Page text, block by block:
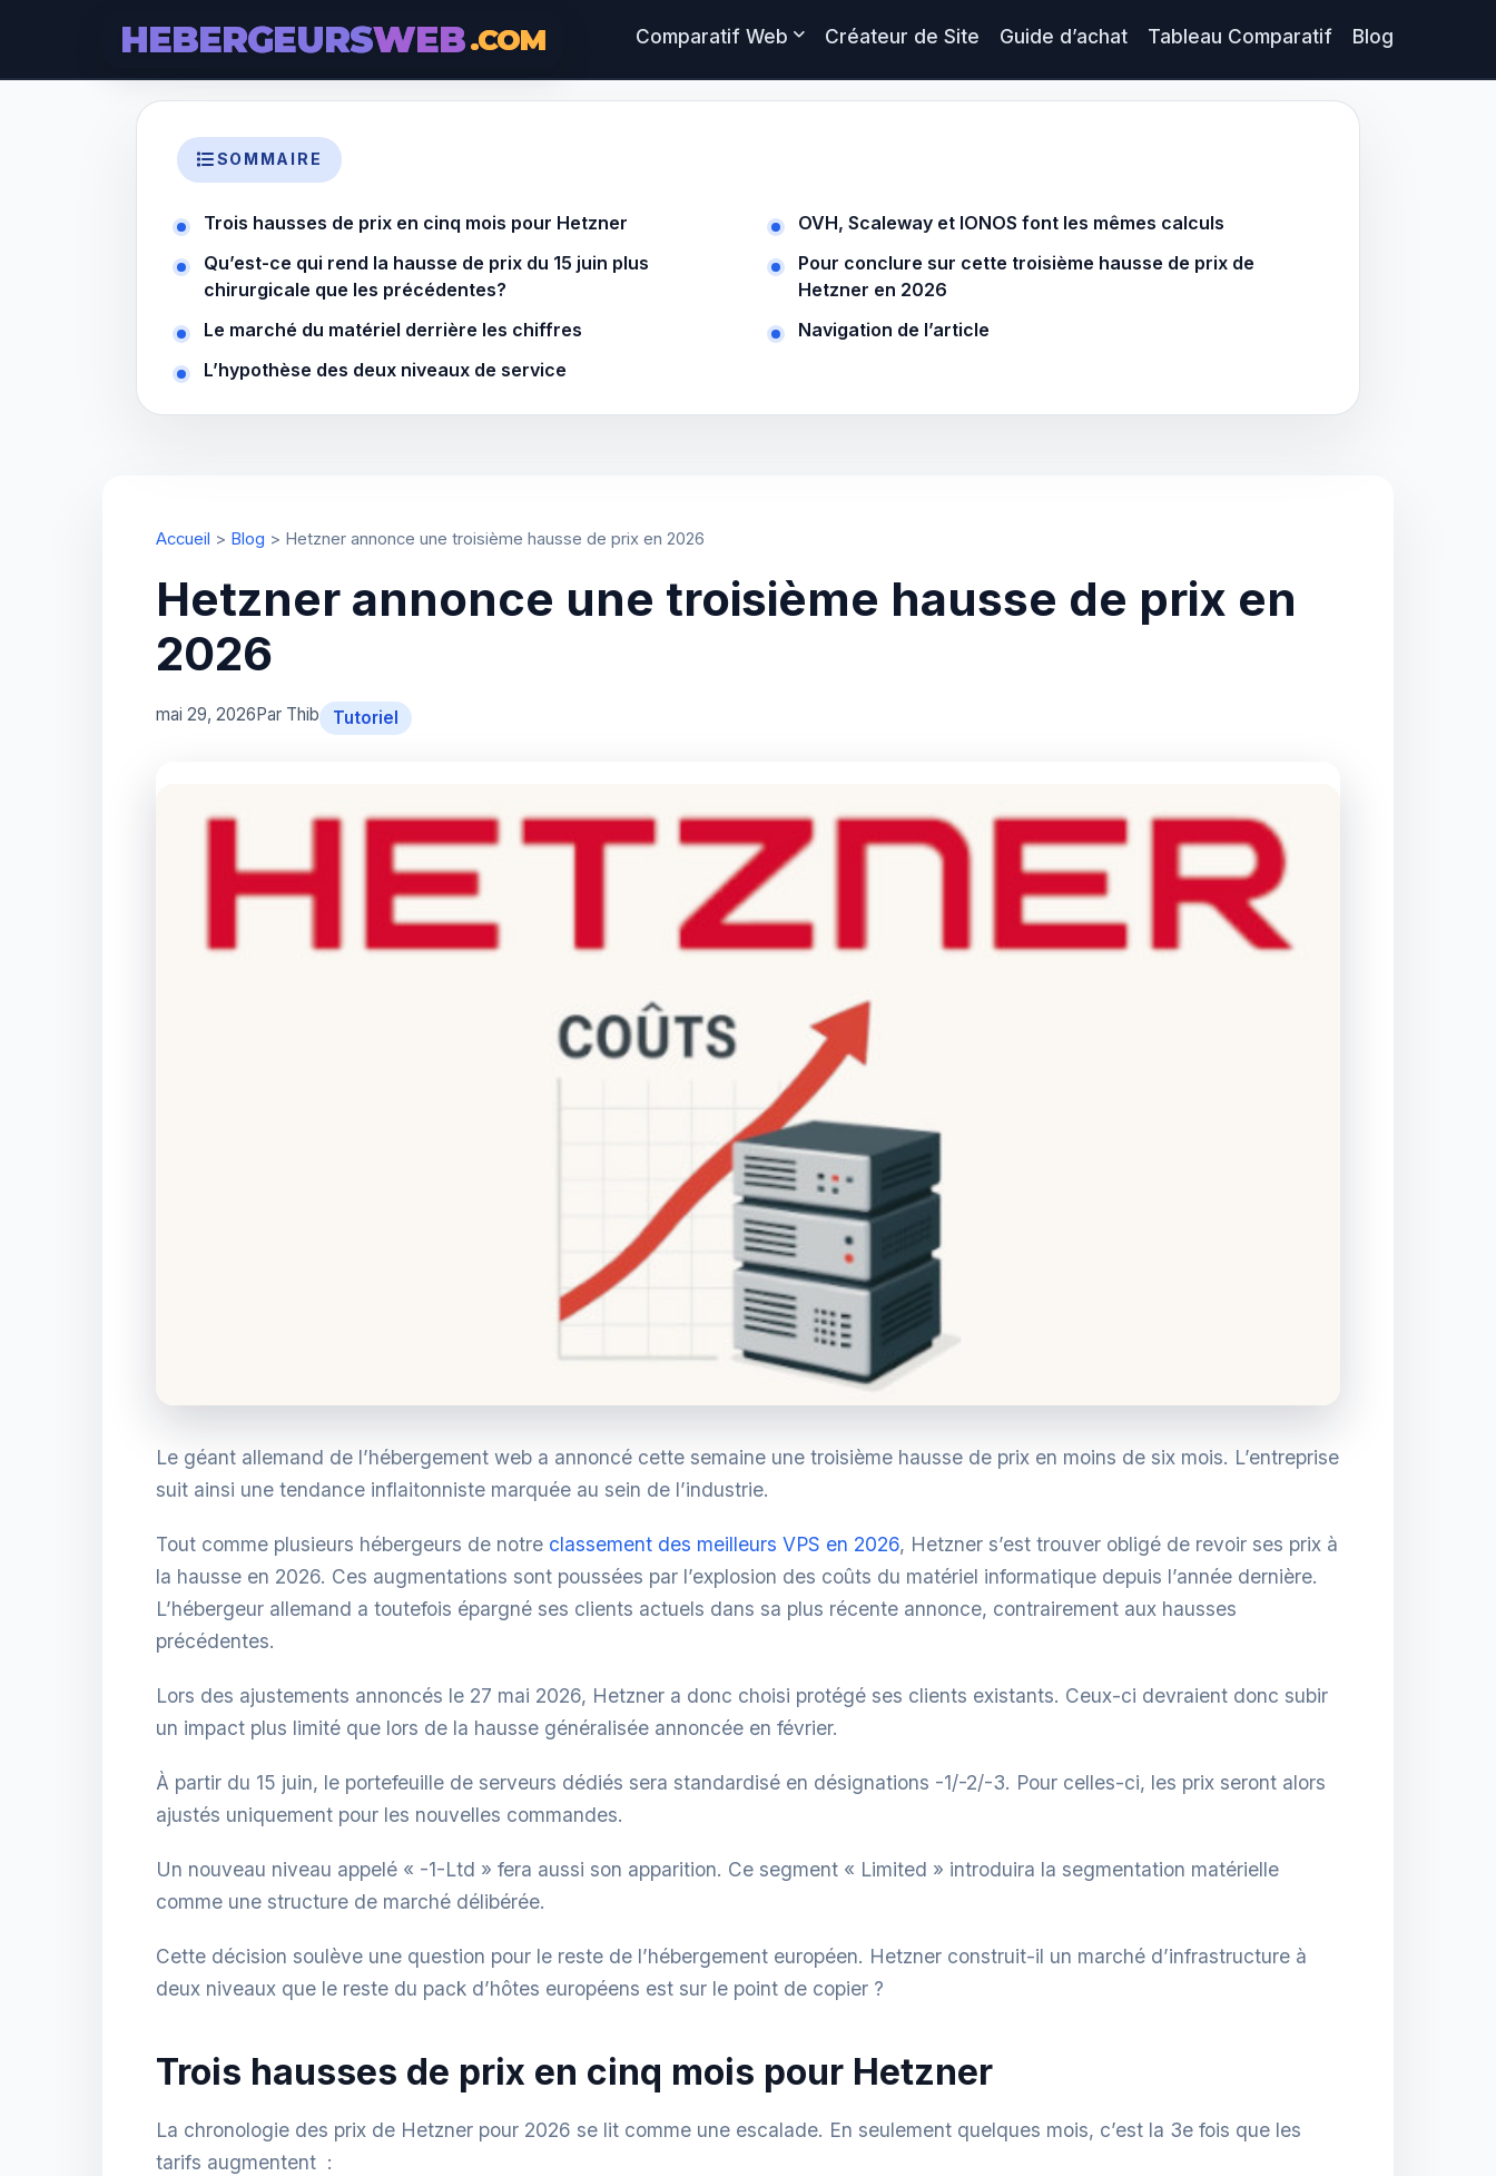
HEBERGEURSWEB.COM Comparatif Web Créateur de Site Guide d’achat Tableau Comparatif Blog
SOMMAIRE
Trois hausses de prix en cinq mois pour Hetzner
Qu’est-ce qui rend la hausse de prix du 15 juin plus
chirurgicale que les précédentes?
Le marché du matériel derrière les chiffres
L’hypothèse des deux niveaux de service
OVH, Scaleway et IONOS font les mêmes calculs
Pour conclure sur cette troisième hausse de prix de
Hetzner en 2026
Navigation de l’article
Accueil > Blog > Hetzner annonce une troisième hausse de prix en 2026
Hetzner annonce une troisième hausse de prix en
2026
mai 29, 2026Par Thib Tutoriel
Le géant allemand de l’hébergement web a annoncé cette semaine une troisième hausse de prix en moins de six mois. L’entreprise
suit ainsi une tendance inflaitonniste marquée au sein de l’industrie.
Tout comme plusieurs hébergeurs de notre classement des meilleurs VPS en 2026, Hetzner s’est trouver obligé de revoir ses prix à
la hausse en 2026. Ces augmentations sont poussées par l’explosion des coûts du matériel informatique depuis l’année dernière.
L’hébergeur allemand a toutefois épargné ses clients actuels dans sa plus récente annonce, contrairement aux hausses
précédentes.
Lors des ajustements annoncés le 27 mai 2026, Hetzner a donc choisi protégé ses clients existants. Ceux-ci devraient donc subir
un impact plus limité que lors de la hausse généralisée annoncée en février.
À partir du 15 juin, le portefeuille de serveurs dédiés sera standardisé en désignations -1/-2/-3. Pour celles-ci, les prix seront alors
ajustés uniquement pour les nouvelles commandes.
Un nouveau niveau appelé « -1-Ltd » fera aussi son apparition. Ce segment « Limited » introduira la segmentation matérielle
comme une structure de marché délibérée.
Cette décision soulève une question pour le reste de l’hébergement européen. Hetzner construit-il un marché d’infrastructure à
deux niveaux que le reste du pack d’hôtes européens est sur le point de copier ?
Trois hausses de prix en cinq mois pour Hetzner
La chronologie des prix de Hetzner pour 2026 se lit comme une escalade. En seulement quelques mois, c’est la 3e fois que les
tarifs augmentent :